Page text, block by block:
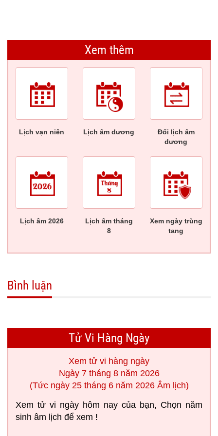
Xem thêm
Lịch vạn niên Lịch âm dương
Đổi lịch âm
dương
Lịch âm 2026
Lịch âm tháng
8
Xem ngày trùng
tang
Bình luận
Tử Vi Hàng Ngày
Xem tử vi hàng ngày
Ngày 7 tháng 8 năm 2026
(Tức ngày 25 tháng 6 năm 2026 Âm lịch)
Xem tử vi ngày hôm nay của bạn, Chọn năm
sinh âm lịch để xem !